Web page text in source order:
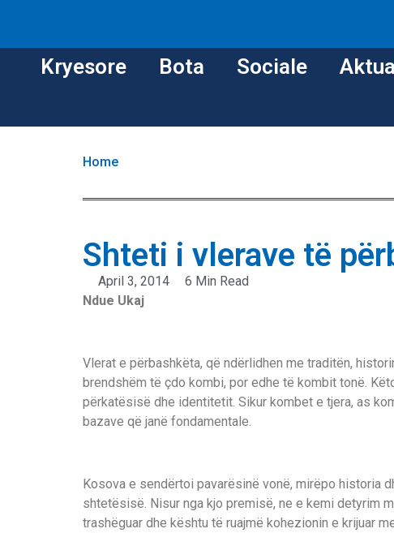
Kryesore Bota Sociale
Home
Shteti i vlerave të
April 3, 2014
6 Min Read
Ndue Ukaj
Vlerat e përbashkëta, që ndërlidhen me traditën,
brendshëm të çdo kombi, por edhe të kombit tonë.
përkatësisë dhe identitetit. Sikur kombet e tjera, as
bazave që janë fondamentale.
Kosova e sendërtoi pavarësinë vonë, mirëpo historia
shtetësisë. Nisur nga kjo premisë, ne e kemi detyrim
trashëguar dhe kështu të ruajmë kohezionin e krijuar